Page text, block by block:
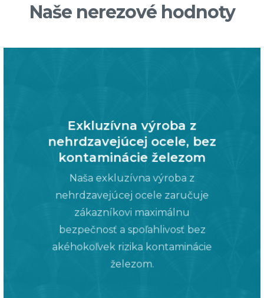
Naše nerezové hodnoty
Exkluzívna výroba z
nehrdzavejúcej ocele, bez
kontaminácie železom
Naša exkluzívna výroba z
nehrdzavejúcej ocele zaručuje
zákazníkovi maximálnu
bezpečnosť a spoľahlivosť bez
akéhokoľvek rizika kontaminácie
železom.